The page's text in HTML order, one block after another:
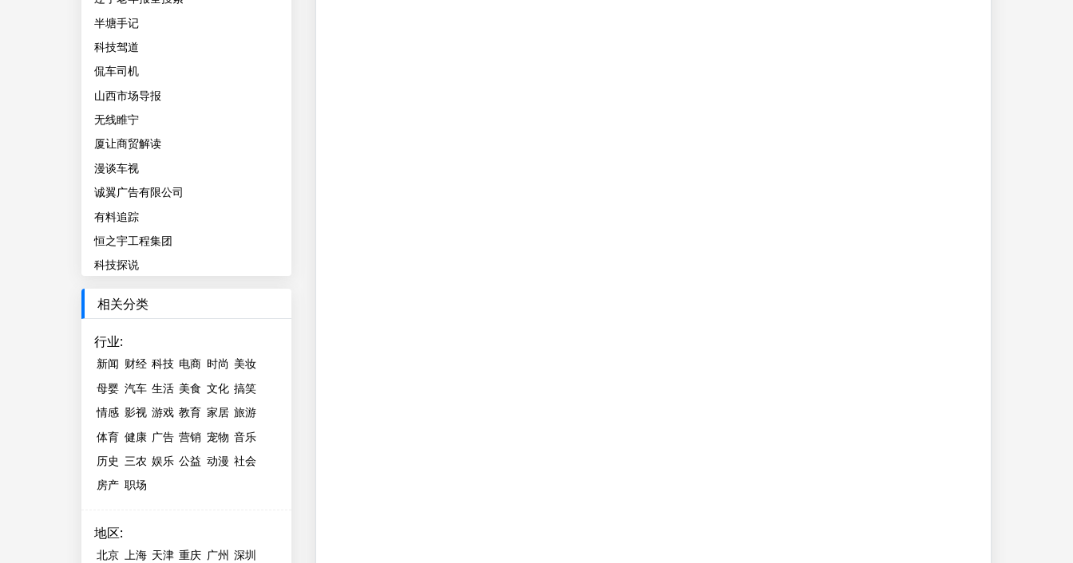
半塘手记
科技驾道
侃车司机
山西市场导报
无线睢宁
厦让商贸解读
漫谈车视
诚翼广告有限公司
有料追踪
恒之宇工程集团
科技探说
相关分类
行业:
新闻 财经 科技 电商 时尚 美妆
母婴 汽车 生活 美食 文化 搞笑
情感 影视 游戏 教育 家居 旅游
体育 健康 广告 营销 宠物 音乐
历史 三农 娱乐 公益 动漫 社会
房产 职场
地区:
北京 上海 天津 重庆 广州 深圳